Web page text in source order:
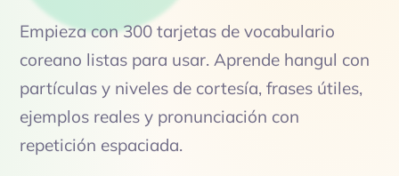
Empieza con 300 tarjetas de vocabulario
coreano listas para usar. Aprende hangul con
partículas y niveles de cortesía, frases útiles,
ejemplos reales y pronunciación con
repetición espaciada.